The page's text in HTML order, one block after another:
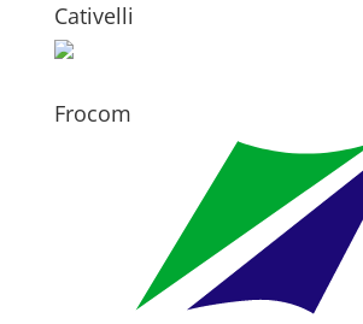
Cativelli
Frocom